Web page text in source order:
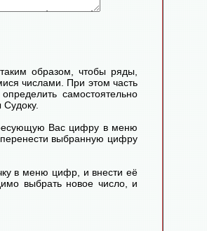
образом, чтобы ряды,
числами. При этом часть
самостоятельно
Вас цифру в меню
выбранную цифру
в меню цифр, и внести её
выбрать новое число, и